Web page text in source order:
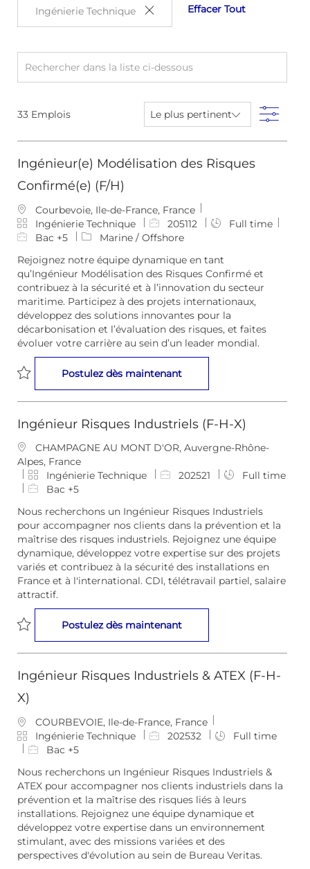
Ingénierie Technique Effacer Tout
Rechercher
dans
ci-
dessous
33 Emplois Filtre
Ingénieur(e) Modélisation des Risques
Confirmé(e) (F/H)
E
m
p
a
c
e
m
e
n
t
Courbevoie, Ile-de-France, France
C
a
é
g
o
r
i
e
Ingénierie Technique
I
D
e
l
’
e
m
p
l
o
i
205112
Full time
Bac +5
Marine / Offshore
Rejoignez notre équipe dynamique en tant
qu’Ingénieur Modélisation des Risques Confirmé et
contribuez à la sécurité et à l’innovation du secteur
maritime. Participez à des projets internationaux,
développez des solutions innovantes pour la
décarbonisation et l’évaluation des risques, et faites
évoluer votre carrière au sein d’un leader mondial.
Sauvegarder Ingénieur(e) Modélisation des Risques
Postulez dès maintenantIngénieur(e) Modélisation
Ingénieur Risques Industriels (F-H-X)
E
m
c
e
m
e
n
t
CHAMPAGNE AU MONT D'OR, Auvergne-Rhône-
Alpes, France
C
a
é
g
o
r
i
e
Ingénierie Technique
I
e
l
’
e
m
p
o
i
202521
Full time
Bac +5
Nous recherchons un Ingénieur Risques Industriels
pour accompagner nos clients dans la prévention et la
maîtrise des risques industriels. Rejoignez une équipe
dynamique, développez votre expertise sur des projets
variés et contribuez à la sécurité des installations en
France et à l'international. CDI, télétravail partiel, salaire
attractif.
Sauvegarder Ingénieur Risques Industriels (F-H-X) 202521
Postulez dès maintenantIngénieur Risques
Ingénieur Risques Industriels & ATEX (F-H-
X)
E
m
a
c
e
m
e
n
t
COURBEVOIE, Ile-de-France, France
C
é
g
o
r
i
e
Ingénierie Technique
I
e
l
’
e
m
p
l
202532
Full time
Bac +5
Nous recherchons un Ingénieur Risques Industriels &
ATEX pour accompagner nos clients industriels dans la
prévention et la maîtrise des risques liés à leurs
installations. Rejoignez une équipe dynamique et
développez votre expertise dans un environnement
stimulant, avec des missions variées et des
perspectives d'évolution au sein de Bureau Veritas.